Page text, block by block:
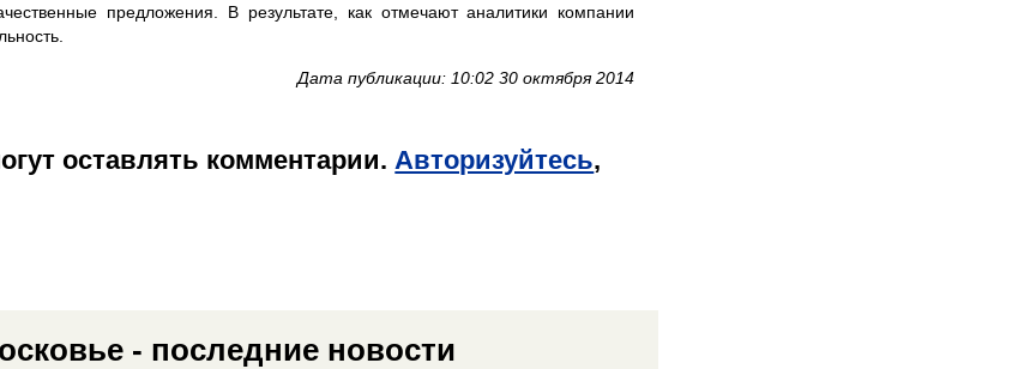
предложения. В результате, как отмечают аналитики компании
Дата публикации: 10:02 30 октября 2014
оставлять комментарии.Авторизуйтесь,
- последние новости